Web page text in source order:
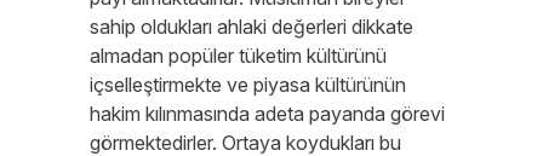
sahip oldukları ahlaki değerleri dikkate
almadan popüler tüketim kültürünü
içselleştirmekte ve piyasa kültürünün
hakim kılınmasında adeta payanda görevi
görmektedirler. Ortaya koydukları bu